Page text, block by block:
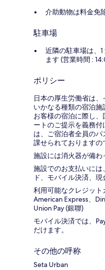
介助動物は料金免
駐車場
近隣の駐車場は、
ます (営業時間 :
ポリシー
日本の厚生労働省は
いかなる種類の宿泊
お客様の宿泊に際し
ートのご提示を義務
は、ご宿泊者全員の
課せられておりますの​
施設には消火器が備わ
施設でのお支払いに
ド、モバイル決済、現
利用可能なクレジット
American Express、
Union Pay (銀聯)
モバイル決済では、
だけます。
その他の呼称
Seta Urban